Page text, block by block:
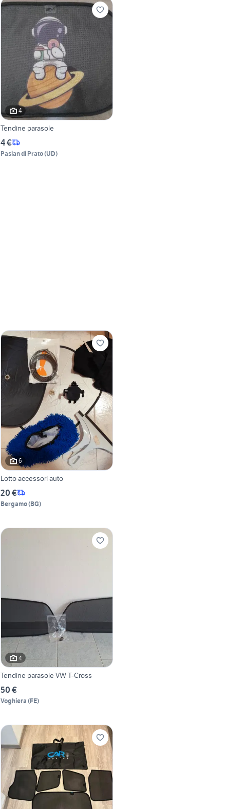
4
Tendine parasole
4 €
Pasian di Prato(UD)
6
Lotto accessori auto
20 €
Bergamo(BG)
4
Tendine parasole VW T-Cross
50 €
Voghiera (FE)